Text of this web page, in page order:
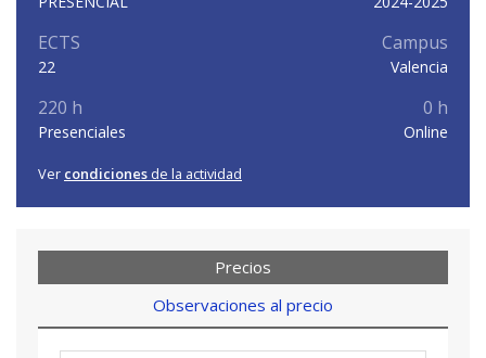
ECTS
22
Campus
Valencia
220 h
Presenciales
0 h
Online
Ver condiciones de la actividad
Precios
Observaciones al precio